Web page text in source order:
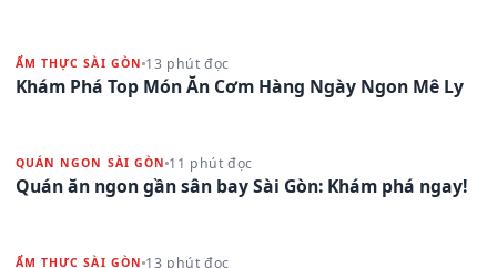
ẨM THỰC SÀI GÒN 13 phút đọc
Khám Phá Top Món Ăn Cơm Hàng Ngày Ngon Mê Ly
QUÁN NGON SÀI GÒN 11 phút đọc
Quán ăn ngon gần sân bay Sài Gòn: Khám phá ngay!
ẨM THỰC SÀI GÒN 13 phút đọc